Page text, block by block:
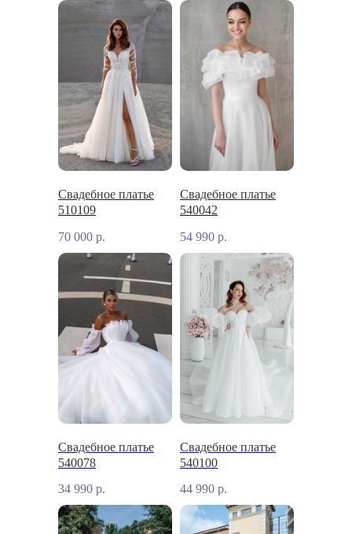
Свадебное платье
510109
70 000 р.
Свадебное платье
540042
54 990 р.
Свадебное платье
540078
34 990 р.
Свадебное платье
540100
44 990 р.